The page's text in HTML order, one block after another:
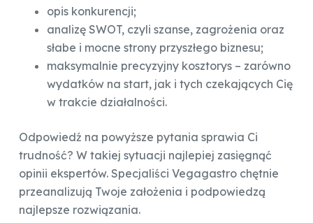
opis konkurencji;
analizę SWOT, czyli szanse, zagrożenia oraz
słabe i mocne strony przyszłego biznesu;
maksymalnie precyzyjny kosztorys – zarówno
wydatków na start, jak i tych czekających Cię
w trakcie działalności.
Odpowiedź na powyższe pytania sprawia Ci
trudność? W takiej sytuacji najlepiej zasięgnąć
opinii ekspertów. Specjaliści Vegagastro chętnie
przeanalizują Twoje założenia i podpowiedzą
najlepsze rozwiązania.